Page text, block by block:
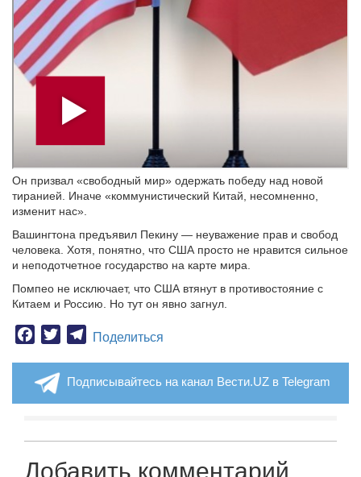
Он призвал «свободный мир» одержать победу над новой
тиранией. Иначе «коммунистический Китай, несомненно,
изменит нас».
Вашингтона предъявил Пекину — неуважение прав и свобод
человека. Хотя, понятно, что США просто не нравится сильное
и неподотчетное государство на карте мира.
Помпео не исключает, что США втянут в противостояние с
Китаем и Россию. Но тут он явно загнул.
Facebook
TwitterTelegram
Поделиться
Подписывайтесь на канал Вести.UZ в Telegram
Добавить комментарий